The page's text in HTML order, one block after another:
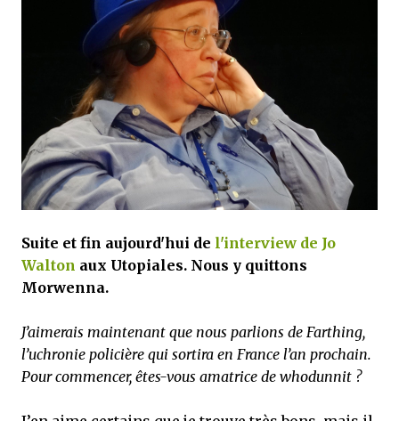
satisfaits, bien sûr...
Suite et fin aujourd'hui de l'interview de Jo
Walton aux Utopiales. Nous y quittons
Morwenna.
J’aimerais maintenant que nous parlions de Farthing,
l’uchronie policière qui sortira en France l’an prochain.
Pour commencer, êtes-vous amatrice de whodunnit ?